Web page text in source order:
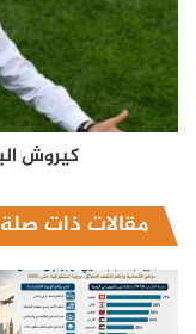
كيروش
مقالات ذات صلة